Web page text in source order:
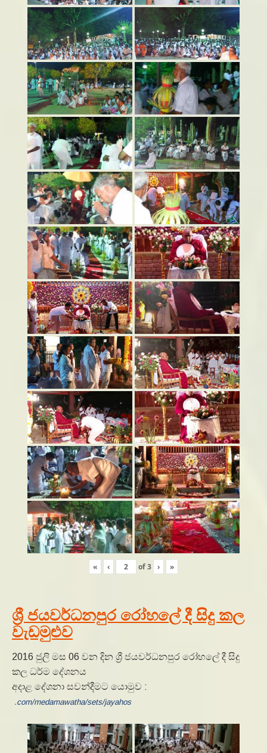
« ‹ of3 › »
ශ්‍රී ජයවර්ධනපුර රෝහලේ දී සිදු කල
වැඩමුළුව
2016 ජුලි මස 06 වන දින ශ්‍රී ජයවර්ධනපුර රෝහලේ දී සිදු
කල ධර්ම දේශනය
අදාළ දේශනා සවන්දීමට යොමුව :
.com/medamawatha/sets/jayahos